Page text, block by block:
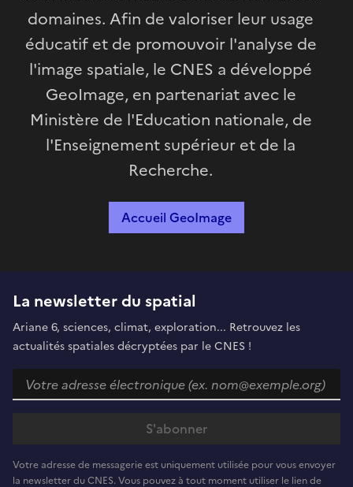
domaines. Afin de valoriser leur usage
éducatif et de promouvoir l'analyse de
l'image spatiale, le CNES a développé
GeoImage, en partenariat avec le
Ministère de l'Education nationale, de
l'Enseignement supérieur et de la
Recherche.
Accueil GeoImage
La newsletter du spatial
Ariane 6, sciences, climat, exploration... Retrouvez les
actualités spatiales décryptées par le CNES !
Votre adresse de messagerie est uniquement utilisée pour vous envoyer
la newsletter du CNES. Vous pouvez à tout moment utiliser le lien de